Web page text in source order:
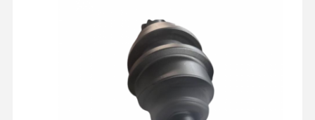
بلبرینگ چرخشی